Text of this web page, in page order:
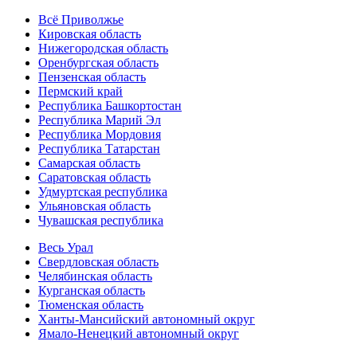
Всё Приволжье
Кировская область
Нижегородская область
Оренбургская область
Пензенская область
Пермский край
Республика Башкортостан
Республика Марий Эл
Республика Мордовия
Республика Татарстан
Самарская область
Саратовская область
Удмуртская республика
Ульяновская область
Чувашская республика
Весь Урал
Свердловская область
Челябинская область
Курганская область
Тюменская область
Ханты-Мансийский автономный округ
Ямало-Ненецкий автономный округ